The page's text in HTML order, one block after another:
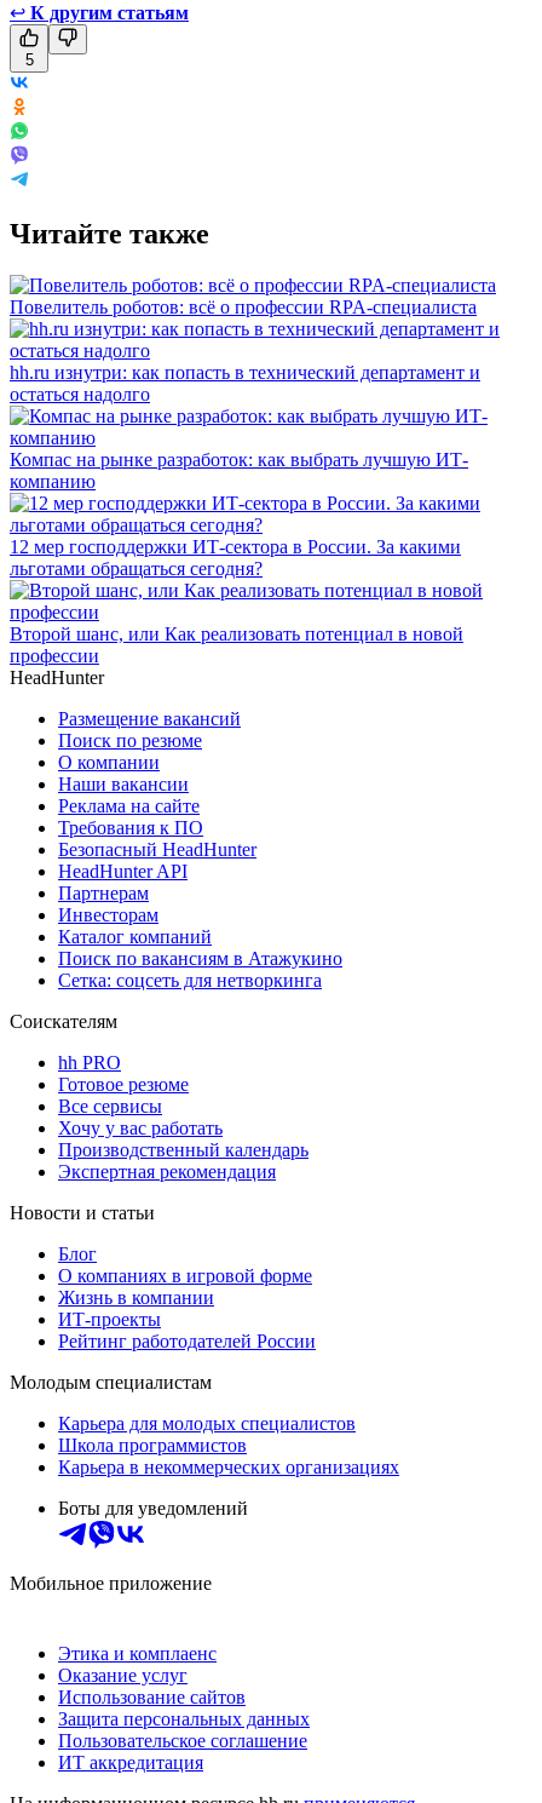
↩ К другим статьям
5
Читайте также
Повелитель роботов: всё о профессии RPA-специалиста
hh.ru изнутри: как попасть в технический департамент и
остаться надолго
Компас на рынке разработок: как выбрать лучшую ИТ-
компанию
12 мер господдержки ИТ-сектора в России. За какими
льготами обращаться сегодня?
Второй шанс, или Как реализовать потенциал в новой
профессии
HeadHunter
Размещение вакансий
Поиск по резюме
О компании
Наши вакансии
Реклама на сайте
Требования к ПО
Безопасный HeadHunter
HeadHunter API
Партнерам
Инвесторам
Каталог компаний
Поиск по вакансиям в Атажукино
Сетка: соцсеть для нетворкинга
Соискателям
hh PRO
Готовое резюме
Все сервисы
Хочу у вас работать
Производственный календарь
Экспертная рекомендация
Новости и статьи
Блог
О компаниях в игровой форме
Жизнь в компании
ИТ-проекты
Рейтинг работодателей России
Молодым специалистам
Карьера для молодых специалистов
Школа программистов
Карьера в некоммерческих организациях
Боты для уведомлений
Мобильное приложение
Этика и комплаенс
Оказание услуг
Использование сайтов
Защита персональных данных
Пользовательское соглашение
ИТ аккредитация